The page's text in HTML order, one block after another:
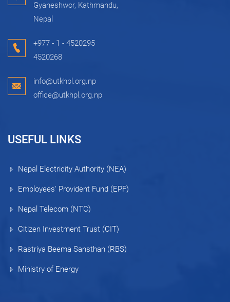
Gyaneshwor, Kathmandu,
Nepal
+977 - 1 - 4520295
4520268
info@utkhpl.org.np
office@utkhpl.org.np
USEFUL LINKS
Nepal Electricity Authority (NEA)
Employees' Provident Fund (EPF)
Nepal Telecom (NTC)
Citizen Investment Trust (CIT)
Rastriya Beema Sansthan (RBS)
Ministry of Energy